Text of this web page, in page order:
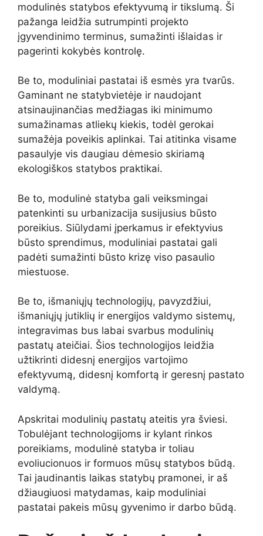
modulinės statybos efektyvumą ir tikslumą. Ši
pažanga leidžia sutrumpinti projekto
įgyvendinimo terminus, sumažinti išlaidas ir
pagerinti kokybės kontrolę.
Be to, moduliniai pastatai iš esmės yra tvarūs.
Gaminant ne statybvietėje ir naudojant
atsinaujinančias medžiagas iki minimumo
sumažinamas atliekų kiekis, todėl gerokai
sumažėja poveikis aplinkai. Tai atitinka visame
pasaulyje vis daugiau dėmesio skiriamą
ekologiškos statybos praktikai.
Be to, modulinė statyba gali veiksmingai
patenkinti su urbanizacija susijusius būsto
poreikius. Siūlydami įperkamus ir efektyvius
būsto sprendimus, moduliniai pastatai gali
padėti sumažinti būsto krizę viso pasaulio
miestuose.
Be to, išmaniųjų technologijų, pavyzdžiui,
išmaniųjų jutiklių ir energijos valdymo sistemų,
integravimas bus labai svarbus modulinių
pastatų ateičiai. Šios technologijos leidžia
užtikrinti didesnį energijos vartojimo
efektyvumą, didesnį komfortą ir geresnį pastato
valdymą.
Apskritai modulinių pastatų ateitis yra šviesi.
Tobulėjant technologijoms ir kylant rinkos
poreikiams, modulinė statyba ir toliau
evoliucionuos ir formuos mūsų statybos būdą.
Tai jaudinantis laikas statybų pramonei, ir aš
džiaugiuosi matydamas, kaip moduliniai
pastatai pakeis mūsų gyvenimo ir darbo būdą.